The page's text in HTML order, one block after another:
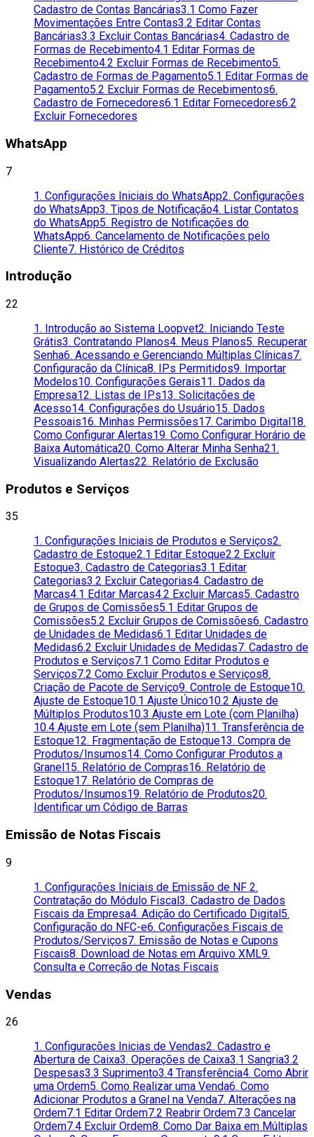
Cadastro de Contas Bancárias3.1 Como Fazer
Movimentações Entre Contas3.2 Editar Contas
Bancárias3.3 Excluir Contas Bancárias4. Cadastro de
Formas de Recebimento4.1 Editar Formas de
Recebimento4.2 Excluir Formas de Recebimento5.
Cadastro de Formas de Pagamento5.1 Editar Formas de
Pagamento5.2 Excluir Formas de Recebimentos6.
Cadastro de Fornecedores6.1 Editar Fornecedores6.2
Excluir Fornecedores
WhatsApp
7
1. Configurações Iniciais do WhatsApp2. Configurações
do WhatsApp3. Tipos de Notificação4. Listar Contatos
do WhatsApp5. Registro de Notificações do
WhatsApp6. Cancelamento de Notificações pelo
Cliente7. Histórico de Créditos
Introdução
22
1. Introdução ao Sistema Loopvet2. Iniciando Teste
Grátis3. Contratando Planos4. Meus Planos5. Recuperar
Senha6. Acessando e Gerenciando Múltiplas Clínicas7.
Configuração da Clínica8. IPs Permitidos9. Importar
Modelos10. Configurações Gerais11. Dados da
Empresa12. Listas de IPs13. Solicitações de
Acesso14. Configurações do Usuário15. Dados
Pessoais16. Minhas Permissões17. Carimbo Digital18.
Como Configurar Alertas19. Como Configurar Horário de
Baixa Automática20. Como Alterar Minha Senha21.
Visualizando Alertas22. Relatório de Exclusão
Produtos e Serviços
35
1. Configurações Iniciais de Produtos e Serviços2.
Cadastro de Estoque2.1 Editar Estoque2.2 Excluir
Estoque3. Cadastro de Categorias3.1 Editar
Categorias3.2 Excluir Categorias4. Cadastro de
Marcas4.1 Editar Marcas4.2 Excluir Marcas5. Cadastro
de Grupos de Comissões5.1 Editar Grupos de
Comissões5.2 Excluir Grupos de Comissões6. Cadastro
de Unidades de Medidas6.1 Editar Unidades de
Medidas6.2 Excluir Unidades de Medidas7. Cadastro de
Produtos e Serviços7.1 Como Editar Produtos e
Serviços7.2 Como Excluir Produtos e Serviços8.
Criação de Pacote de Serviço9. Controle de Estoque10.
Ajuste de Estoque10.1 Ajuste Único10.2 Ajuste de
Múltiplos Produtos10.3 Ajuste em Lote (com Planilha)
10.4 Ajuste em Lote (sem Planilha)11. Transferência de
Estoque12. Fragmentação de Estoque13. Compra de
Produtos/Insumos14. Como Configurar Produtos a
Granel 15. Relatório de Compras16. Relatório de
Estoque17. Relatório de Compras de
Produtos/Insumos19. Relatório de Produtos20.
Identificar um Código de Barras
Emissão de Notas Fiscais
9
1. Configurações Iniciais de Emissão de NF 2.
Contratação do Módulo Fiscal3. Cadastro de Dados
Fiscais da Empresa4. Adição do Certificado Digital5.
Configuração do NFC-e6. Configurações Fiscais de
Produtos/Serviços7. Emissão de Notas e Cupons
Fiscais8. Download de Notas em Arquivo XML9.
Consulta e Correção de Notas Fiscais
Vendas
26
1. Configurações Inicias de Vendas2. Cadastro e
Abertura de Caixa3. Operações de Caixa3.1 Sangria3.2
Despesas3.3 Suprimento3.4 Transferência4. Como Abrir
uma Ordem5. Como Realizar uma Venda6. Como
Adicionar Produtos a Granel na Venda7. Alterações na
Ordem7.1 Editar Ordem7.2 Reabrir Ordem7.3 Cancelar
Ordem7.4 Excluir Ordem8. Como Dar Baixa em Múltiplas